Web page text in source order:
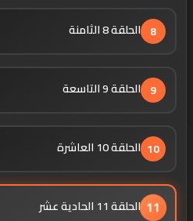
8 الحلقة 8 الثامنة
9 الحلقة 9 التاسعة
10 الحلقة 10 العاشرة
11 الحلقة 11 الحادية عشر